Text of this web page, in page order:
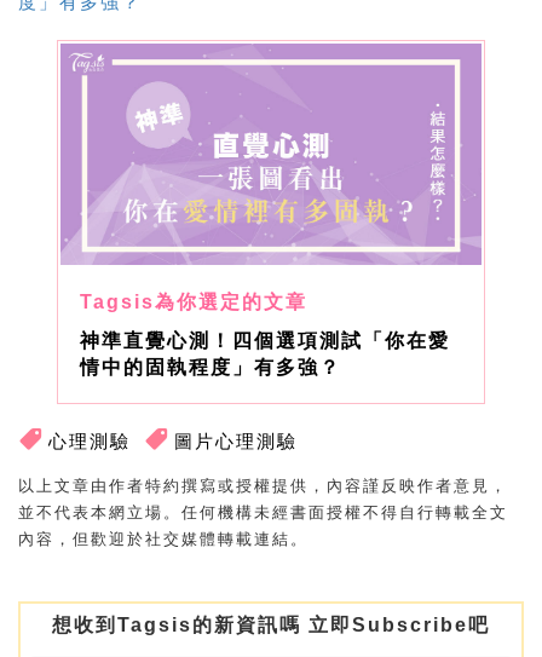
神準直覺心測！四個選項測試「你在愛
情中的固執程度」有多強？
心理測驗 圖片心理測驗
以上文章由作者特約撰寫或授權提供，內容謹反映作者意見，
並不代表本網立場。任何機構未經書面授權不得自行轉載全文
內容，但歡迎於社交媒體轉載連結。
想收到Tagsis的新資訊嗎 立即Subscribe吧